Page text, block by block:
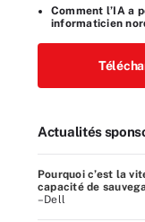
Comment l’IA a
informaticien
Actualités
Pourquoi c’est la
capacité de
–Dell